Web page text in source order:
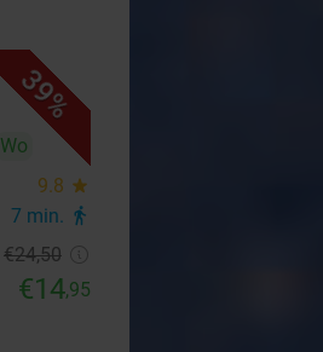
39%
Wo
9.8 star
7 min. directions_walk
€24,50
€14,95